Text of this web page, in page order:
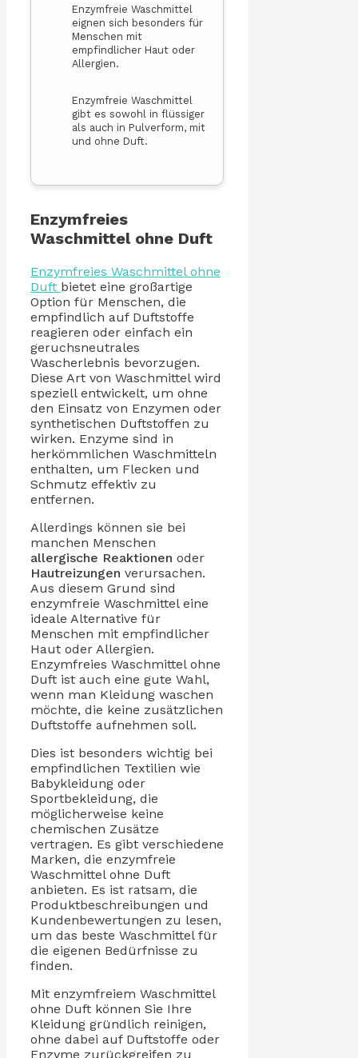
Enzymfreie Waschmittel
eignen sich besonders für
Menschen mit
empfindlicher Haut oder
Allergien.
Enzymfreie Waschmittel
gibt es sowohl in flüssiger
als auch in Pulverform, mit
und ohne Duft.
Enzymfreies
Waschmittel ohne Duft
Enzymfreies Waschmittel ohne
Duft bietet eine großartige
Option für Menschen, die
empfindlich auf Duftstoffe
reagieren oder einfach ein
geruchsneutrales
Wascherlebnis bevorzugen.
Diese Art von Waschmittel wird
speziell entwickelt, um ohne
den Einsatz von Enzymen oder
synthetischen Duftstoffen zu
wirken. Enzyme sind in
herkömmlichen Waschmitteln
enthalten, um Flecken und
Schmutz effektiv zu
entfernen.
Allerdings können sie bei
manchen Menschen
allergische Reaktionen oder
Hautreizungen verursachen.
Aus diesem Grund sind
enzymfreie Waschmittel eine
ideale Alternative für
Menschen mit empfindlicher
Haut oder Allergien.
Enzymfreies Waschmittel ohne
Duft ist auch eine gute Wahl,
wenn man Kleidung waschen
möchte, die keine zusätzlichen
Duftstoffe aufnehmen soll.
Dies ist besonders wichtig bei
empfindlichen Textilien wie
Babykleidung oder
Sportbekleidung, die
möglicherweise keine
chemischen Zusätze
vertragen. Es gibt verschiedene
Marken, die enzymfreie
Waschmittel ohne Duft
anbieten. Es ist ratsam, die
Produktbeschreibungen und
Kundenbewertungen zu lesen,
um das beste Waschmittel für
die eigenen Bedürfnisse zu
finden.
Mit enzymfreiem Waschmittel
ohne Duft können Sie Ihre
Kleidung gründlich reinigen,
ohne dabei auf Duftstoffe oder
Enzyme zurückgreifen zu